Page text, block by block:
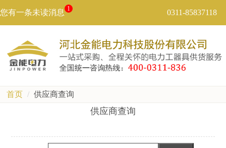
您有一条未读消息 1 0311-85837118
首页 供应商查询
供应商查询